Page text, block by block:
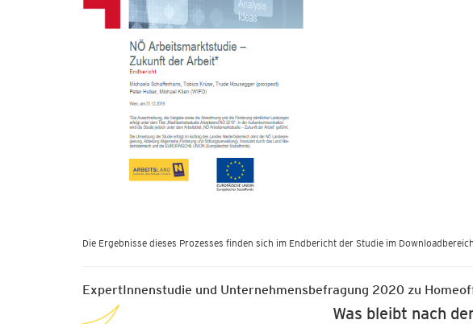
Die Ergebnisse dieses Prozesses finden sich im Endbericht der Studie im
ExpertInnenstudie und Unternehmensbefragung 2020 zu
Was bleibt nach